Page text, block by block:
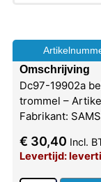
Omschrijving
Dc97-19902a
trommel –
Fabrikant:
€ 30,40 Incl.
Levertijd: